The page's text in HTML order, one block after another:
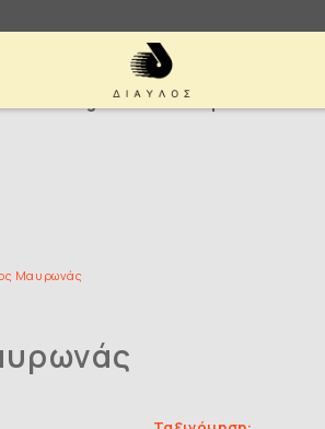
Passing null to parameter #1
catalog/controller/product/
Μαυρωνάς